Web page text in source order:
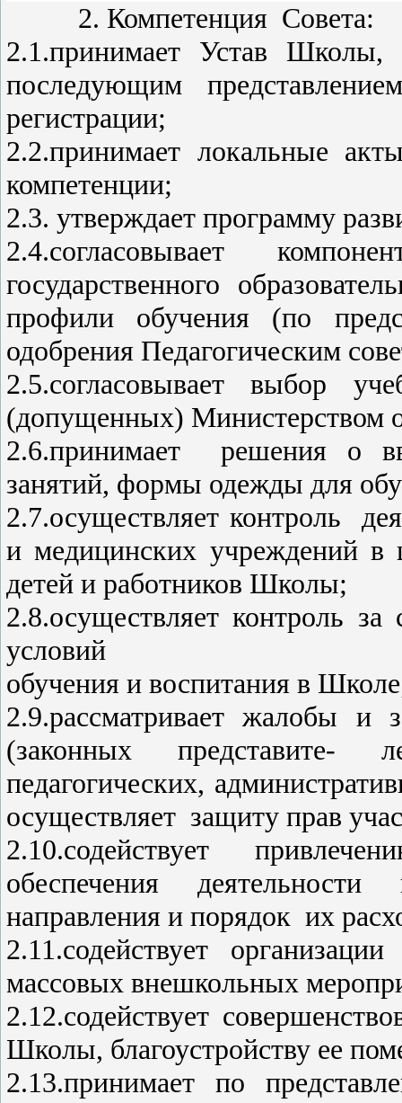
2. Компетенция Совета:
2.1.принимает Устав
последующим
регистрации;
2.2.принимает локальные
компетенции;
2.3. утверждает программу
2.4.согласовывает
государственного
профили обучения (по
одобрения Педагогическим
2.5.согласовывает выбор
(допущенных) Министерством
2.6.принимает решения о
занятий, формы одежды для
2.7.осуществляет контроль
и медицинских учреждений в
детей и работников Школы;
2.8.осуществляет контроль
условий
обучения и воспитания в
2.9.рассматривает жалобы и
(законных представите-
педагогических,
осуществляет защиту прав
2.10.содействует
обеспечения
направления и порядок их
2.11.содействует
массовых внешкольных
2.12.содействует
Школы, благоустройству ее
2.13.принимает по